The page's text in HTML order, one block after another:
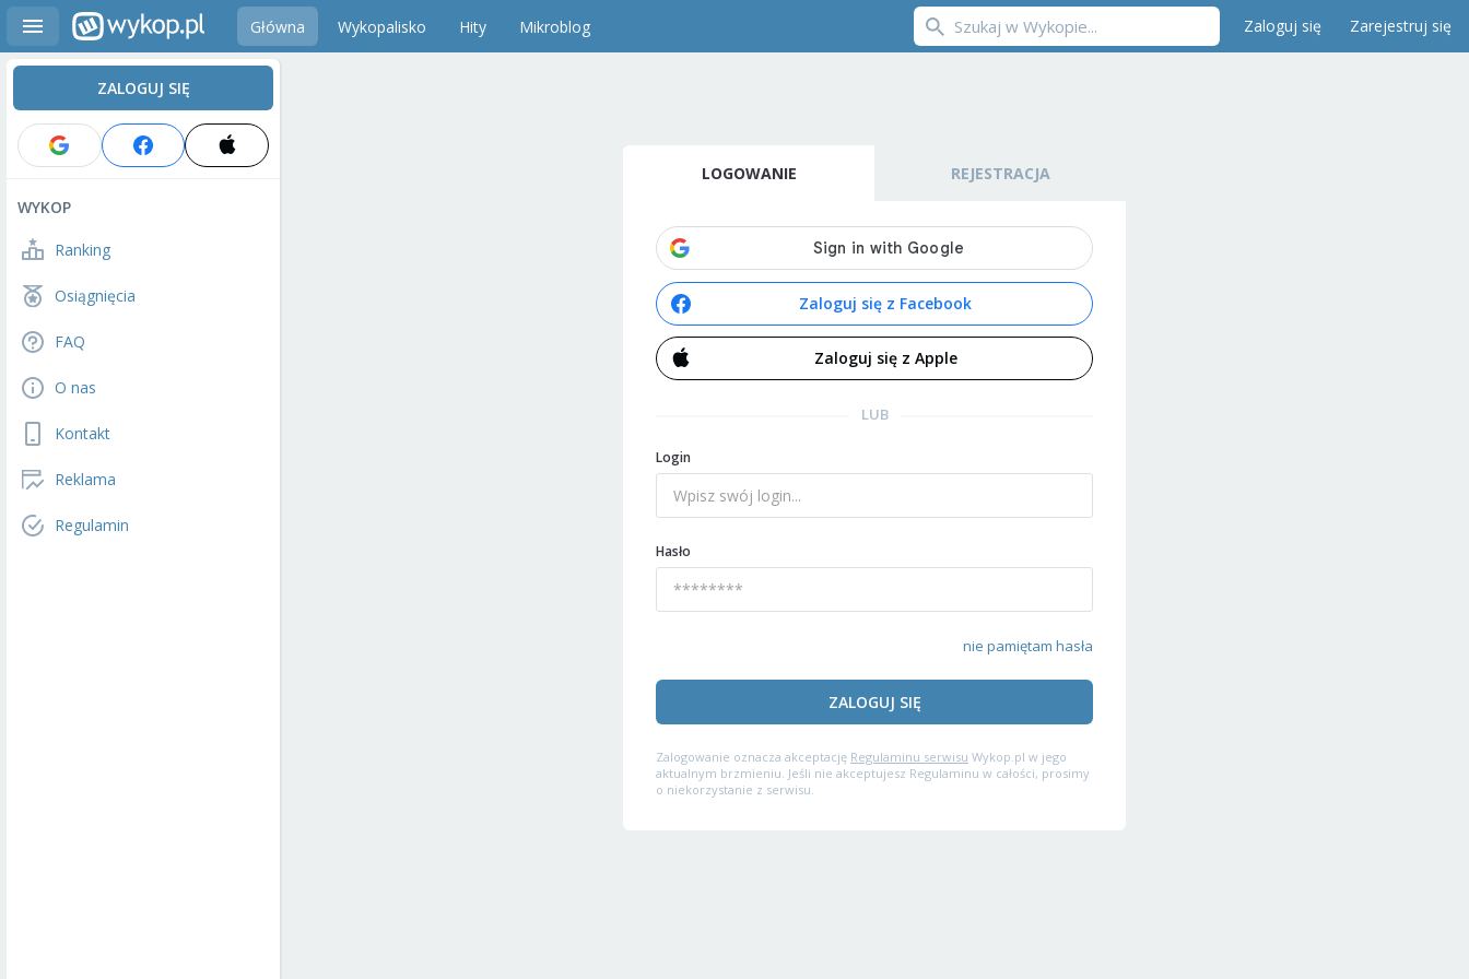
Główna Wykopalisko Hity Mikroblog Zaloguj się Zarejestruj się
ZALOGUJ SIĘ
WYKOP
Ranking
Osiągnięcia
FAQ
O nas
Kontakt
Reklama
Regulamin
LOGOWANIE REJESTRACJA
Zaloguj się z Facebook
Zaloguj się z Apple
LUB
Login
Hasło
nie pamiętam hasła
ZALOGUJ SIĘ
Zalogowanie oznacza akceptację Regulaminu serwisu Wykop.pl w jego
aktualnym brzmieniu. Jeśli nie akceptujesz Regulaminu w całości, prosimy
o niekorzystanie z serwisu.